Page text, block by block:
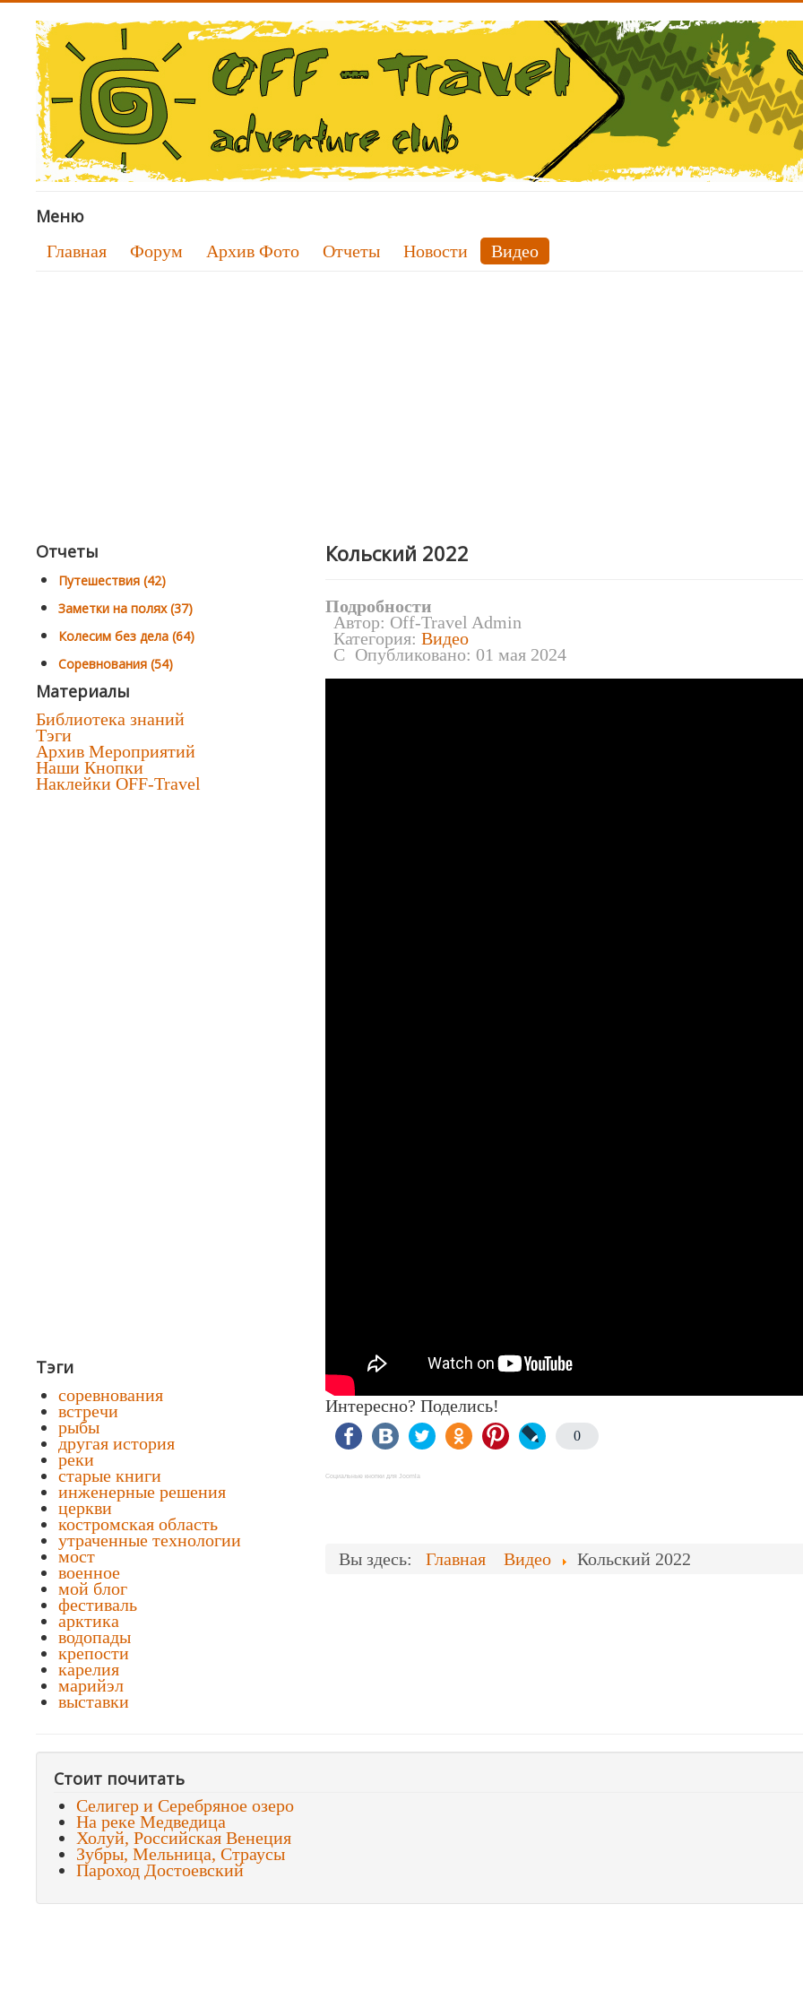
Меню
Главная Форум Архив Фото Отчеты Новости Видео
Отчеты
Путешествия (42)
Заметки на полях (37)
Колесим без дела (64)
Соревнования (54)
Материалы
Библиотека знаний
Тэги
Архив Мероприятий
Наши Кнопки
Наклейки OFF-Travel
Тэги
соревнования
встречи
рыбы
другая история
реки
старые книги
инженерные решения
церкви
костромская область
утраченные технологии
мост
военное
мой блог
фестиваль
арктика
водопады
крепости
карелия
марийэл
выставки
Кольский 2022
Подробности
Автор: Off-Travel Admin
Категория: Видео
Опубликовано: 01 мая 2024
Интересно? Поделись!
0
Социальные кнопки для Joomla
Вы здесь: Главная Видео Кольский 2022
Стоит почитать
Селигер и Серебряное озеро
На реке Медведица
Холуй, Российская Венеция
Зубры, Мельница, Страусы
Пароход Достоевский